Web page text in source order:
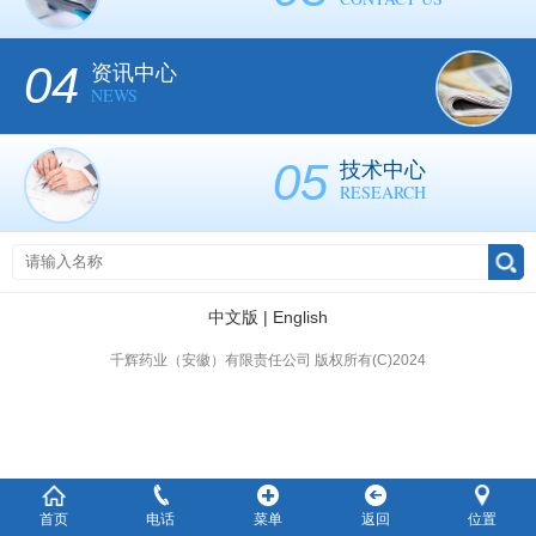
04 资讯中心
NEWS
05 技术中心
RESEARCH
中文版 | English
千辉药业（安徽）有限责任公司 版权所有(C)2024
首页 电话 菜单 返回 位置